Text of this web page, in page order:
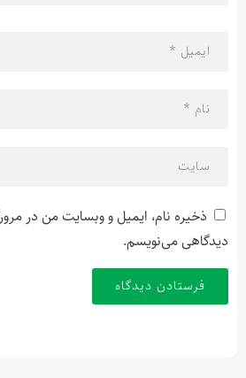
ذخیره نام، ایمیل و وبسایت من در
دیدگاهی می‌نویسم.